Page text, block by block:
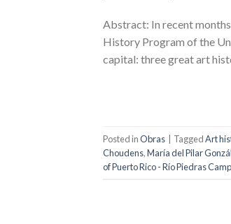
Abstract: In recent
History Program of the
capital: three great art
Posted inObras TaggedArt
Choudens,María del Pilar
of Puerto Rico - Río Piedras